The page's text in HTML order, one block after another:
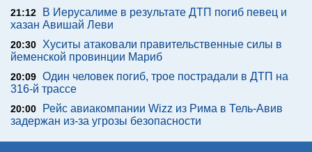
21:12
В Иерусалиме в результате ДТП погиб певец и
хазан Авишай Леви
20:30 Хуситы атаковали правительственные силы в
йеменской провинции Мариб
20:09 Один человек погиб, трое пострадали в ДТП на
316-й трассе
20:00
Рейс авиакомпании Wizz из Рима в Тель-Авив
задержан из-за угрозы безопасности